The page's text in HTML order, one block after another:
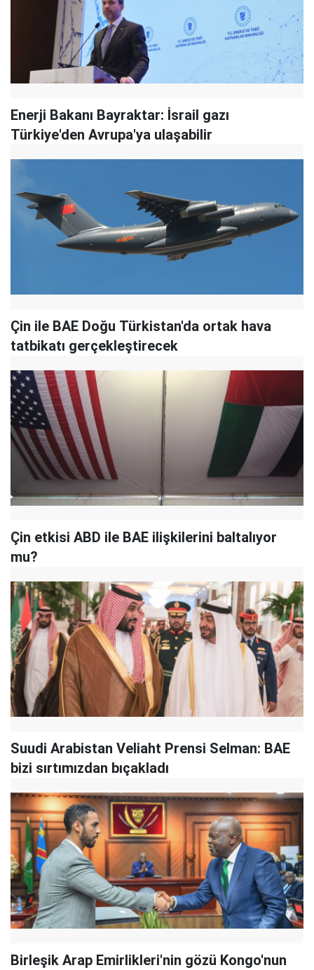
Enerji Bakanı Bayraktar: İsrail gazı
Türkiye'den Avrupa'ya ulaşabilir
Çin ile BAE Doğu Türkistan'da ortak hava
tatbikatı gerçekleştirecek
Çin etkisi ABD ile BAE ilişkilerini baltalıyor
mu?
Suudi Arabistan Veliaht Prensi Selman: BAE
bizi sırtımızdan bıçakladı
Birleşik Arap Emirlikleri'nin gözü Kongo'nun